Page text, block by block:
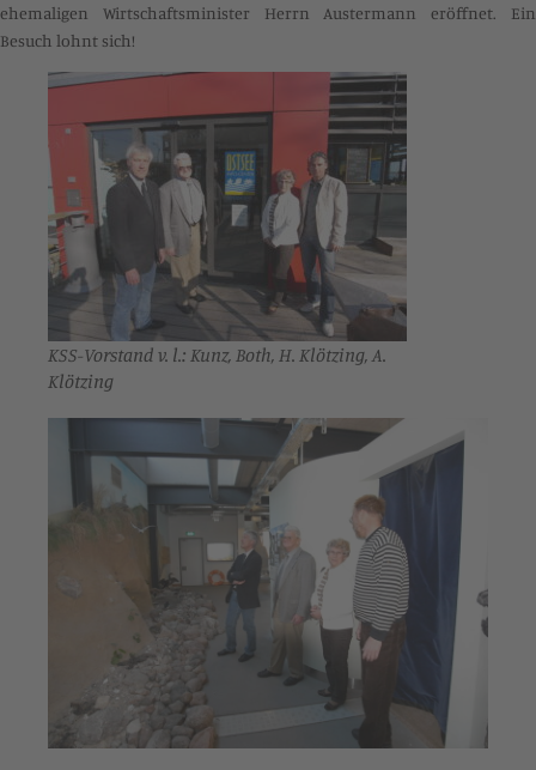
ehemaligen Wirtschaftsminister Herrn Austermann eröffnet. Ein
Besuch lohnt sich!
KSS-Vorstand v. l.: Kunz, Both, H. Klötzing, A.
Klötzing